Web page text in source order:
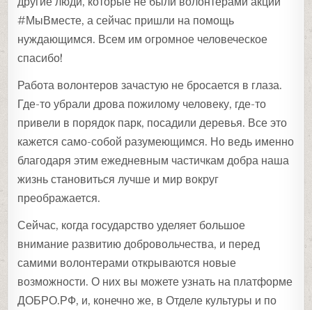
#МыВместе, а сейчас пришли на помощь
нуждающимся. Всем им огромное человеческое
спасибо!
Работа волонтеров зачастую не бросается в глаза.
Где-то убрали дрова пожилому человеку, где-то
привели в порядок парк, посадили деревья. Все это
кажется само-собой разумеющимся. Но ведь именно
благодаря этим ежедневным частичкам добра наша
жизнь становиться лучше и мир вокруг
преображается.
Сейчас, когда государство уделяет большое
внимание развитию добровольчества, и перед
самими волонтерами открываются новые
возможности. О них вы можете узнать на платформе
ДОБРО.РФ, и, конечно же, в Отделе культуры и по